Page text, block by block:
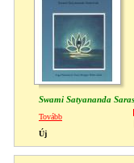
Swami Satyananda
Tovább
Új